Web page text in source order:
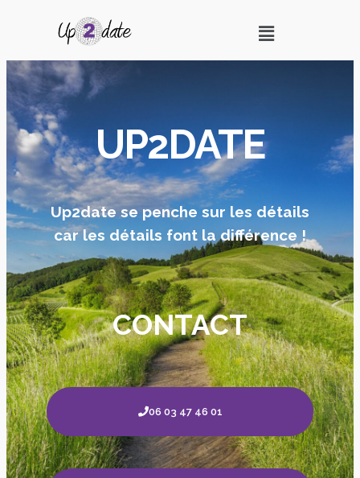
UP2DATE
Up2date se penche sur les détails
car les détails font la différence !
CONTACT
06 03 47 46 01